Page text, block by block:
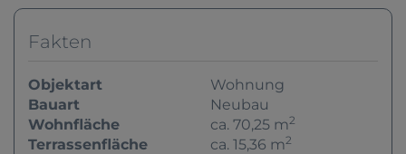
Fakten
Objektart
Wohnung
Bauart
Neubau
Wohnfläche
ca. 70,25 m2
Terrassenfläche ca. 15,36 m2